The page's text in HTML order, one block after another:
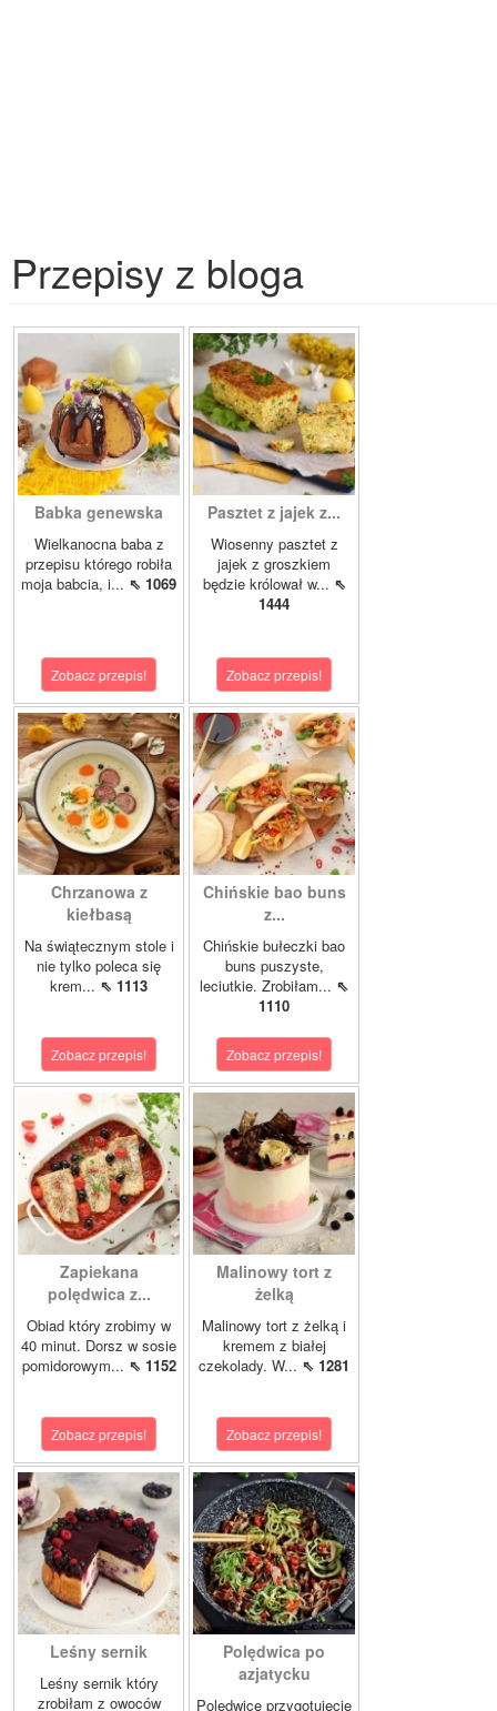
Przepisy z bloga
Babka genewska
Wielkanocna baba z
przepisu którego robiła
moja babcia, i... ⇖ 1069
Zobacz przepis!
Pasztet z jajek z...
Wiosenny pasztet z
jajek z groszkiem
będzie królował w... ⇖
1444
Zobacz przepis!
Chrzanowa z
kiełbasą
Na świątecznym stole i
nie tylko poleca się
krem... ⇖ 1113
Zobacz przepis!
Chińskie bao buns
z...
Chińskie bułeczki bao
buns puszyste,
leciutkie. Zrobiłam... ⇖
1110
Zobacz przepis!
Zapiekana
polędwica z...
Obiad który zrobimy w
40 minut. Dorsz w sosie
pomidorowym... ⇖ 1152
Zobacz przepis!
Malinowy tort z
żelką
Malinowy tort z żelką i
kremem z białej
czekolady. W... ⇖ 1281
Zobacz przepis!
Leśny sernik
Leśny sernik który
zrobiłam z owoców
Polędwica po
azjatycku
Polędwicę przygotujecie